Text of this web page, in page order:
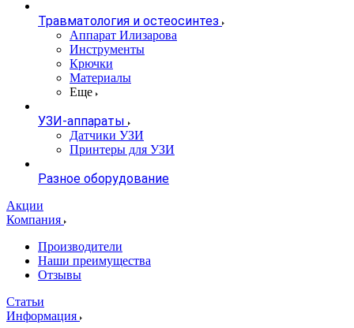
Травматология и остеосинтез
Аппарат Илизарова
Инструменты
Крючки
Материалы
Еще
УЗИ-аппараты
Датчики УЗИ
Принтеры для УЗИ
Разное оборудование
Акции
Компания
Производители
Наши преимущества
Отзывы
Статьи
Информация